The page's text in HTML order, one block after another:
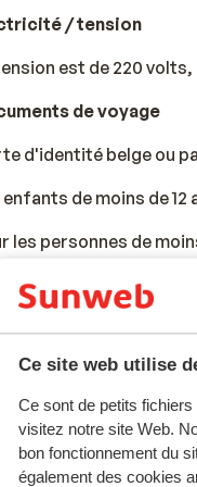
Ce site web utilise
Ce sont de petits
visitez notre site Web.
bon fonctionnement du
également des cookies
petite envergure,
En seulement
/ tension
est de 220
de voyage
d'identité belge ou
enfants de moins de 12
les personnes de
et/ou tuteurs est
documents de voyage
n'avez pas la
noter que la